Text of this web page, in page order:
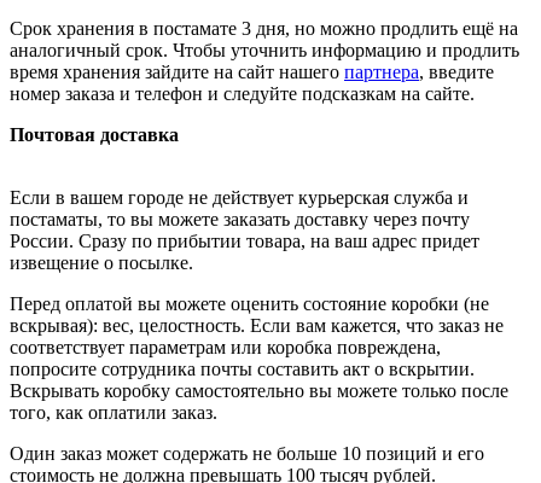
Срок хранения в постамате 3 дня, но можно продлить ещё на
аналогичный срок. Чтобы уточнить информацию и продлить
время хранения зайдите на сайт нашего партнера, введите
номер заказа и телефон и следуйте подсказкам на сайте.
Почтовая доставка
Если в вашем городе не действует курьерская служба и
постаматы, то вы можете заказать доставку через почту
России. Сразу по прибытии товара, на ваш адрес придет
извещение о посылке.
Перед оплатой вы можете оценить состояние коробки (не
вскрывая): вес, целостность. Если вам кажется, что заказ не
соответствует параметрам или коробка повреждена,
попросите сотрудника почты составить акт о вскрытии.
Вскрывать коробку самостоятельно вы можете только после
того, как оплатили заказ.
Один заказ может содержать не больше 10 позиций и его
стоимость не должна превышать 100 тысяч рублей.